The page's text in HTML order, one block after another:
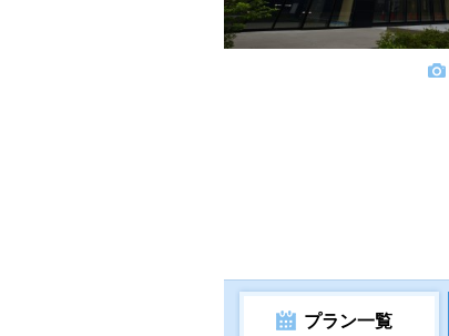
プラン一覧